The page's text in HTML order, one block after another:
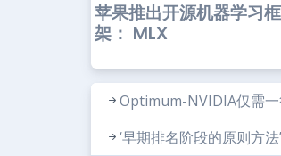
苹果推出开源机器学习框
架： MLX
Optimum-NVIDIA仅需
‘早期排名阶段的原则方法’